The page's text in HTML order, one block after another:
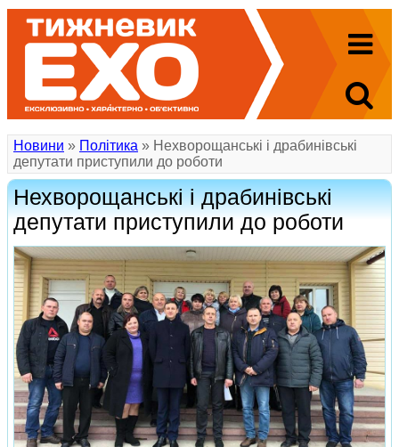
Новини » Політика » Нехворощанські і драбинівські
депутати приступили до роботи
Нехворощанські і драбинівські
депутати приступили до роботи